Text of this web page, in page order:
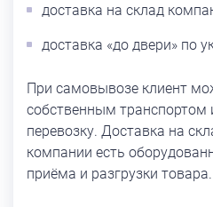
доставка на склад
доставка «до двери» по
При самовывозе клиент
собственным
перевозку. Доставка на
компании есть
приёма и разгрузки товара.